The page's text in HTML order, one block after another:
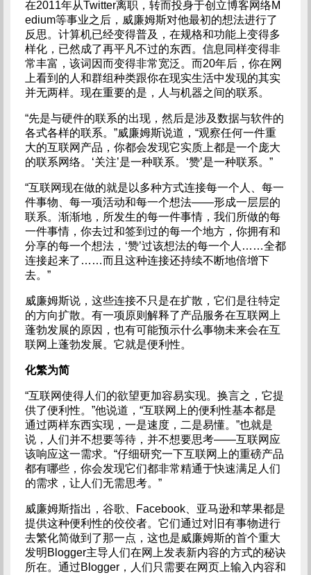
在2011年从Twitter离职，转而投身于创立博客网络M
edium等事业之后，威廉姆斯对他最初的想法进行了
反思。计算机已经变得普及，在规格和功能上变得多
样化，已然成了再平凡不过的东西。信息同样变得非
常丰富，该词因而变得非常宽泛。而20年后，你在网
上看到的人和群组种类跟你在现实生活中发现的其实
并无两样。现在重要的是，人与机器之间的联系。
“先是与硬件的联系的出现，然后是涉及数据与软件的
各式各样的联系。”威廉姆斯说道，“观察任何一件重
大的互联网产品，你都会发现它实质上都是一个庞大
的联系网络。‘关注’是一种联系。‘赞’是一种联系。”
“互联网现在做的就是以多种方式连接每一个人、每一
件事物、每一项活动和每一个想法——形成一层层的
联系。渐渐地，所发生的每一件事情，我们所做的每
一件事情，你去过和签到过的每一个地方，你拥有和
分享的每一个想法，‘赞’过该想法的每一个人……全都
连接起来了……而且这种连接还持续不断地倍增下
去。”
威廉姆斯说，这些连接不只是在扩散，它们是往特定
的方向扩散。有一项原则解释了产品服务在互联网上
蓬勃发展的原因，也有可能预示什么事物未来会在互
联网上蓬勃发展。它就是便利性。
化繁为简
“互联网使得人们的欲望更加容易实现。换言之，它提
供了便利性。”他说道，“互联网上的便利性基本都是
通过两样东西实现，一是速度，二是易懂。”也就是
说，人们并不想要等待，并不想要思考——互联网应
该响应这一需求。“仔细研究一下互联网上的重磅产品
都有哪些，你会发现它们都非常精通于快速满足人们
的需求，让人们无需思考。”
威廉姆斯指出，谷歌、Facebook、亚马逊和苹果都是
提供这种便利性的佼佼者。它们通过对旧有事物进行
去繁化简做到了那一点，这也是威廉姆斯的首个重大
发明Blogger主导人们在网上发表新内容的方式的秘诀
所在。通过Blogger，人们只需要在网页上输入内容和